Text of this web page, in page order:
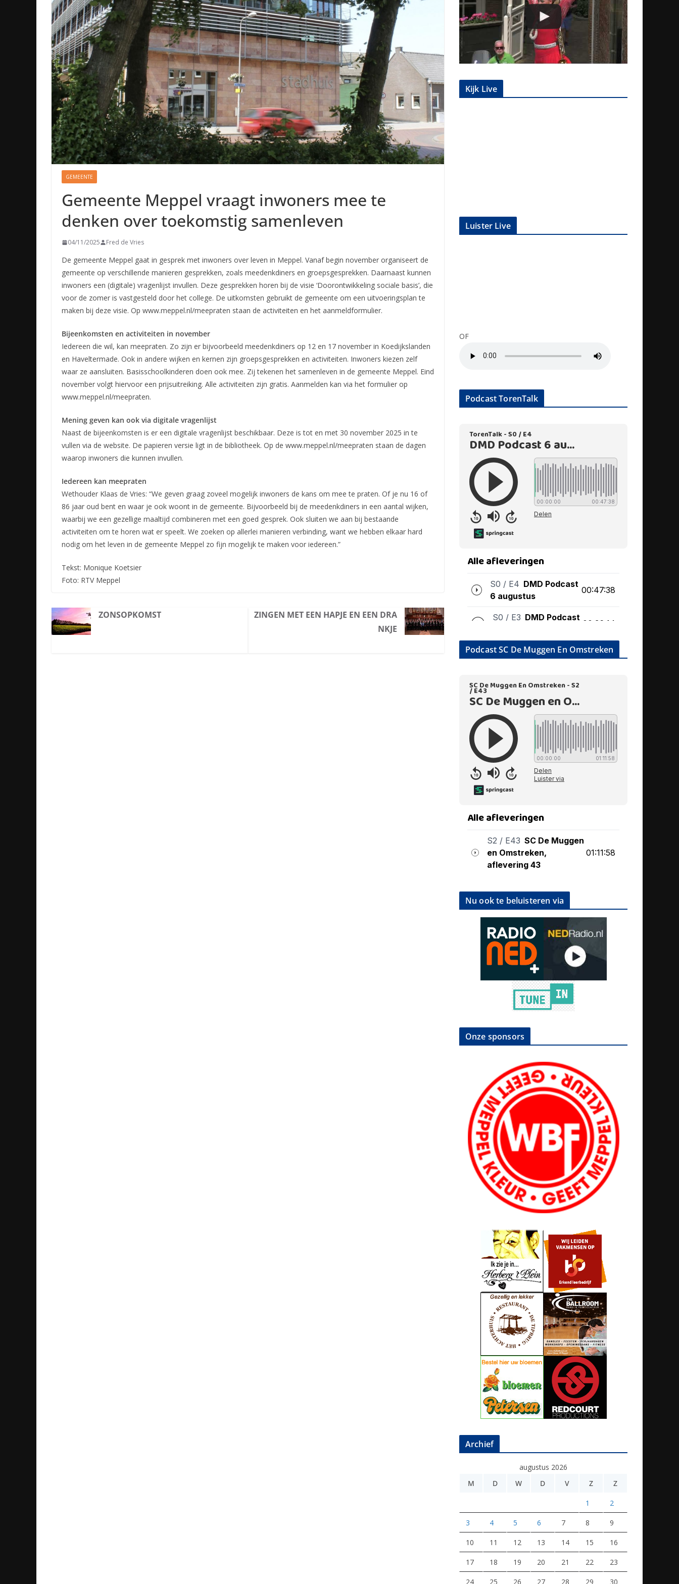
GEMEENTE
Gemeente Meppel vraagt inwoners mee te
denken over toekomstig samenleven
04/11/2025 Fred de Vries
De gemeente Meppel gaat in gesprek met inwoners over leven in Meppel. Vanaf begin november organiseert de
gemeente op verschillende manieren gesprekken, zoals meedenkdiners en groepsgesprekken. Daarnaast kunnen
inwoners een (digitale) vragenlijst invullen. Deze gesprekken horen bij de visie ‘Doorontwikkeling sociale basis’, die
voor de zomer is vastgesteld door het college. De uitkomsten gebruikt de gemeente om een uitvoeringsplan te
maken bij deze visie. Op www.meppel.nl/meepraten staan de activiteiten en het aanmeldformulier.
Bijeenkomsten en activiteiten in november
Iedereen die wil, kan meepraten. Zo zijn er bijvoorbeeld meedenkdiners op 12 en 17 november in Koedijkslanden
en Haveltermade. Ook in andere wijken en kernen zijn groepsgesprekken en activiteiten. Inwoners kiezen zelf
waar ze aansluiten. Basisschoolkinderen doen ook mee. Zij tekenen het samenleven in de gemeente Meppel. Eind
november volgt hiervoor een prijsuitreiking. Alle activiteiten zijn gratis. Aanmelden kan via het formulier op
www.meppel.nl/meepraten.
Mening geven kan ook via digitale vragenlijst
Naast de bijeenkomsten is er een digitale vragenlijst beschikbaar. Deze is tot en met 30 november 2025 in te
vullen via de website. De papieren versie ligt in de bibliotheek. Op de www.meppel.nl/meepraten staan de dagen
waarop inwoners die kunnen invullen.
Iedereen kan meepraten
Wethouder Klaas de Vries: “We geven graag zoveel mogelijk inwoners de kans om mee te praten. Of je nu 16 of
86 jaar oud bent en waar je ook woont in de gemeente. Bijvoorbeeld bij de meedenkdiners in een aantal wijken,
waarbij we een gezellige maaltijd combineren met een goed gesprek. Ook sluiten we aan bij bestaande
activiteiten om te horen wat er speelt. We zoeken op allerlei manieren verbinding, want we hebben elkaar hard
nodig om het leven in de gemeente Meppel zo fijn mogelijk te maken voor iedereen.”
Tekst: Monique Koetsier
Foto: RTV Meppel
ZONSOPKOMST
ZINGEN MET EEN HAPJE EN EEN DRA
NKJE
Kijk Live
Luister Live
OF
Podcast TorenTalk
Podcast SC De Muggen En Omstreken
Nu ook te beluisteren via
Onze sponsors
Archief
augustus 2026
M
D W D V Z Z
1 2
3 4 5 6 7 8 9
10 11 12 13 14 15 16
17 18 19 20 21 22 23
24 25 26 27 28 29 30